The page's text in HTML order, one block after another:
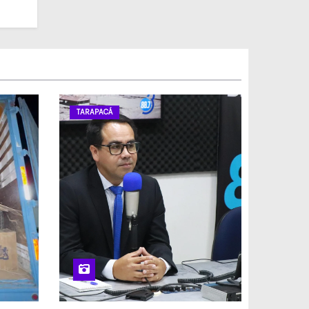
TARAPACÁ